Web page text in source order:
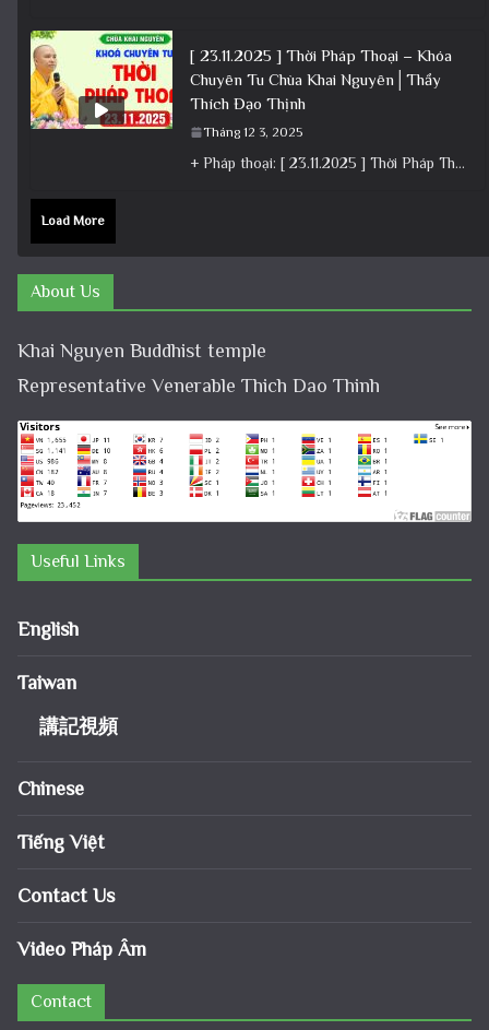
[ 23.11.2025 ] Thời Pháp Thoại – Khóa
Chuyên Tu Chùa Khai Nguyên│Thầy
Thích Đạo Thịnh
Tháng 12 3, 2025
+ Pháp thoại: [ 23.11.2025 ] Thời Pháp Thoại – Khóa Chuyên Tu Chùa Khai Nguyên│Thầy Thích Đạo Thịnh +
Load More
About Us
Khai Nguyen Buddhist temple
Representative Venerable Thich Dao Thinh
Useful Links
English
Taiwan
講記視頻
Chinese
Tiếng Việt
Contact Us
Video Pháp Âm
Contact